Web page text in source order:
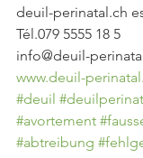
deuil-perinatal.ch
Tél.079 5555 18 5
info@deuil-
www.deuil-
#deuil
#avortement
#abtreibung